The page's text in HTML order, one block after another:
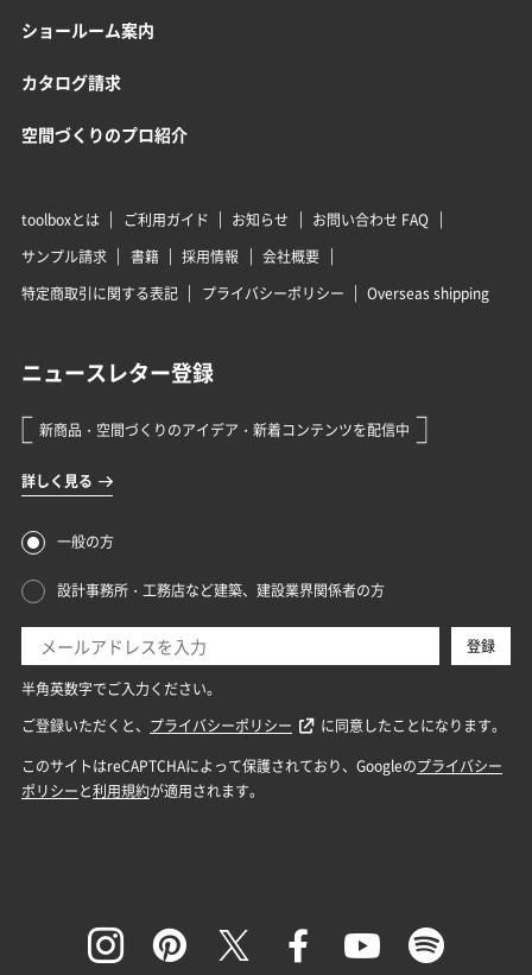
ショールーム案内
カタログ請求
空間づくりのプロ紹介
toolboxとは ご利用ガイド お知らせ
お問い合わせ FAQ
サンプル請求
書籍 採用情報
会社概要
特定商取引に関する表記
プライバシーポリシー Overseas shipping